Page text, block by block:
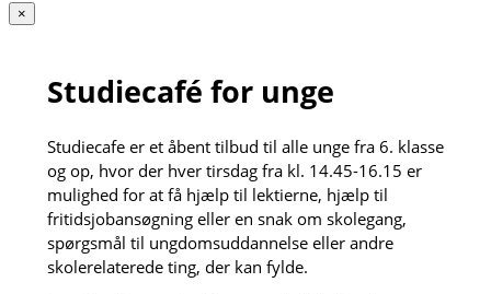
×
Studiecafé for unge
Studiecafe er et åbent tilbud til alle unge fra 6. klasse
og op, hvor der hver tirsdag fra kl. 14.45-16.15 er
mulighed for at få hjælp til lektierne, hjælp til
fritidsjobansøgning eller en snak om skolegang,
spørgsmål til ungdomsuddannelse eller andre
skolerelaterede ting, der kan fylde.